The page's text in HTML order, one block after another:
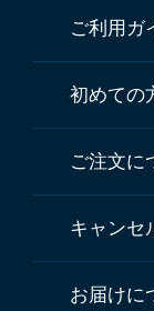
ご利用ガ
初めての
ご注文に
キャンセ
お届けに